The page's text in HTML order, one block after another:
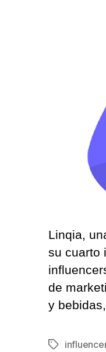
Linqia,
su cuarto
de
y
Etiquetas